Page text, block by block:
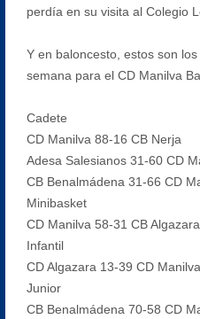
perdía en su visita al Colegio
Y en baloncesto, estos son
semana para el CD Manilva
Cadete
CD Manilva 88-16 CB Nerja
Adesa Salesianos 31-60 CD
CB Benalmádena 31-66 CD
Minibasket
CD Manilva 58-31 CB Algazara
Infantil
CD Algazara 13-39 CD Manilva
Junior
CB Benalmádena 70-58 CD